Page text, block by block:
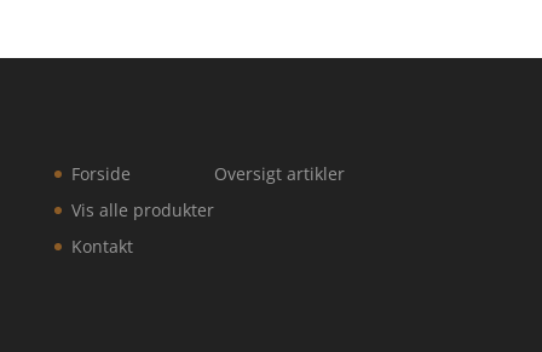
Forside
Vis alle produkter
Kontakt
Oversigt artikler